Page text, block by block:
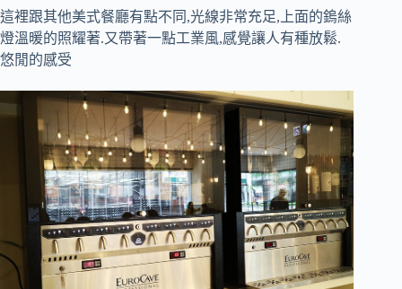
這裡跟其他美式餐廳有點不同,光線非常充足,上面的鎢絲
燈溫暖的照耀著.又帶著一點工業風,感覺讓人有種放鬆.
悠閒的感受